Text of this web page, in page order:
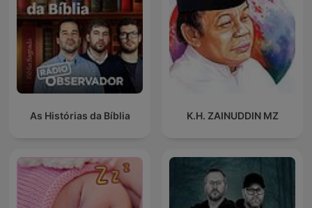
As Histórias da Bíblia K.H. ZAINUDDIN MZ